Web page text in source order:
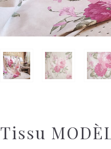
Tissu